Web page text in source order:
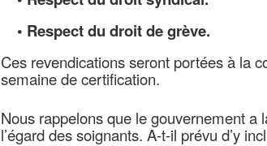
• Respect du droit de grève.
Ces revendications seront portées à la
semaine de certification.
Nous rappelons que le gouvernement
l’égard des soignants. A-t-il prévu d’y